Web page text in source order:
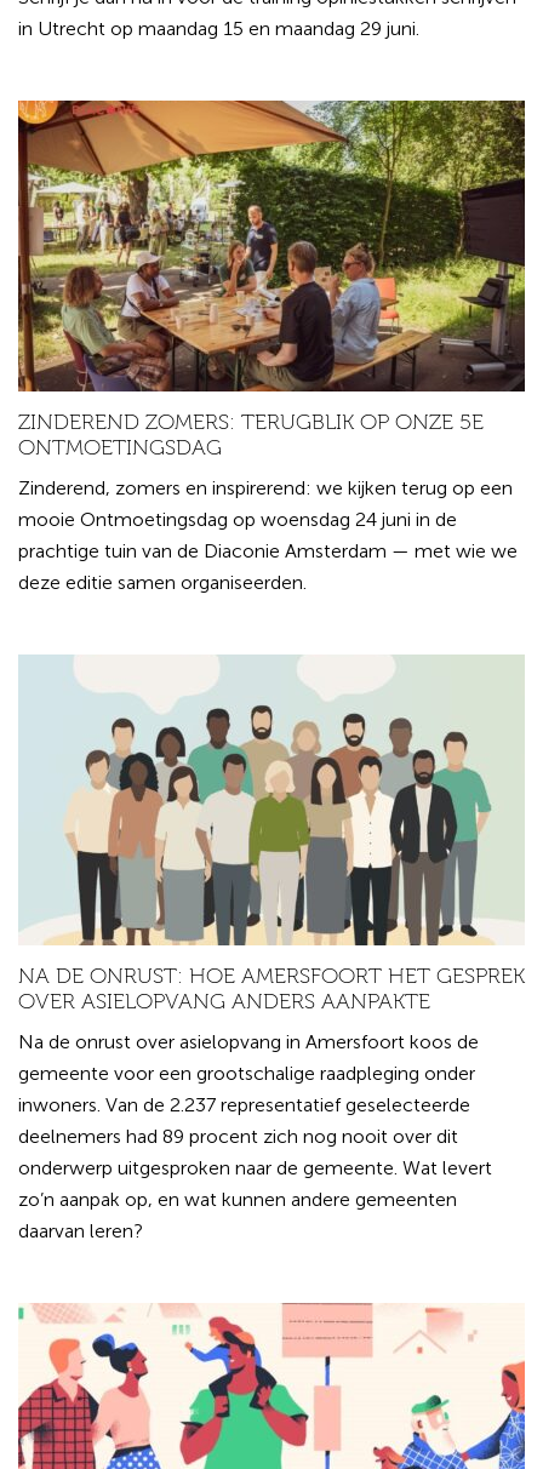
in Utrecht op maandag 15 en maandag 29 juni.
ZINDEREND ZOMERS: TERUGBLIK OP ONZE 5E
ONTMOETINGSDAG
Zinderend, zomers en inspirerend: we kijken terug op een
mooie Ontmoetingsdag op woensdag 24 juni in de
prachtige tuin van de Diaconie Amsterdam — met wie we
deze editie samen organiseerden.
NA DE ONRUST: HOE AMERSFOORT HET GESPREK
OVER ASIELOPVANG ANDERS AANPAKTE
Na de onrust over asielopvang in Amersfoort koos de
gemeente voor een grootschalige raadpleging onder
inwoners. Van de 2.237 representatief geselecteerde
deelnemers had 89 procent zich nog nooit over dit
onderwerp uitgesproken naar de gemeente. Wat levert
zo’n aanpak op, en wat kunnen andere gemeenten
daarvan leren?